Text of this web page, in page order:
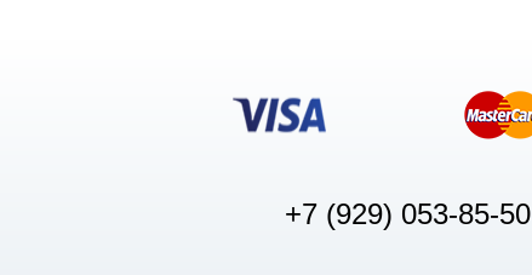
+7 (929) 053-85-50